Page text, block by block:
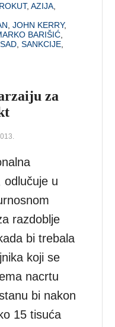
,AZIJA
,JOHN KERRY,
BARIŠIĆ
,SAD ,SANKCIJE
za
odlučuje u
razdoblje
bi trebala
koji se
nacrtu
bi nakon
15 tisuća